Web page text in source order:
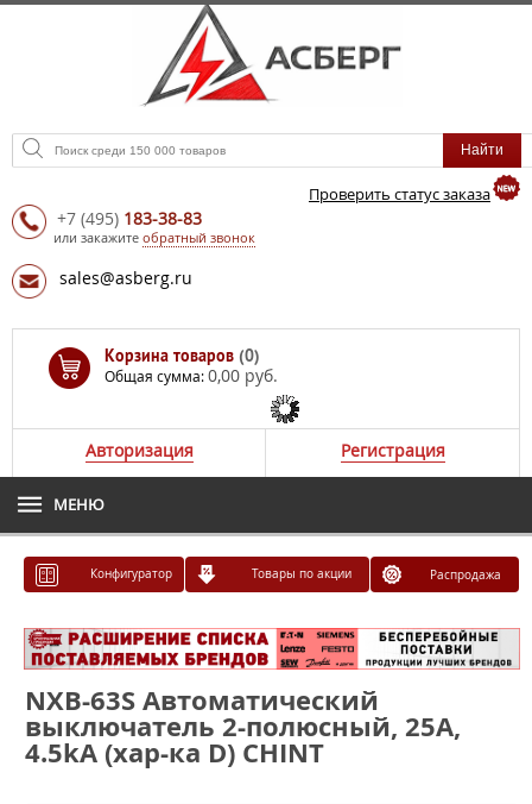
Проверить статус заказа
+7 (495) 183-38-83
или закажите обратный звонок
sales@asberg.ru
Корзина товаров (0)
Общая сумма:0,00 руб.
Авторизация Регистрация
МЕНЮ
Конфигуратор Товары по акции Распродажа
NXB-63S Автоматический
выключатель 2-полюсный, 25А,
4.5kA (хар-ка D) CHINT